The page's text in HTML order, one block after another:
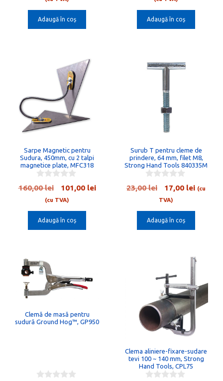
f
5
a
fost:
Adaugă în coș
f
5
a
fost:
Adaugă în coș
Sarpe Magnetic pentru
Sudura, 450mm, cu 2 talpi
magnetice plate, MFC318
0
o
f
5
160,00lei
Prețul
inițial
a
fost:
101,00 leiPrețul
(cu TVA)
Adaugă în coș
Surub T pentru cleme de
prindere, 64 mm, filet M8,
Strong Hand Tools 840335M
0
o
f
5
23,00lei
Prețul
inițial
a
fost:
17,00 leiPrețul
este:
(cu
TVA)
Adaugă în coș
Clemă de masă pentru
sudură Ground Hog™, GP950
Clema aliniere-fixare-sudare
tevi 100 ~ 140 mm, Strong
Hand Tools, CPL75